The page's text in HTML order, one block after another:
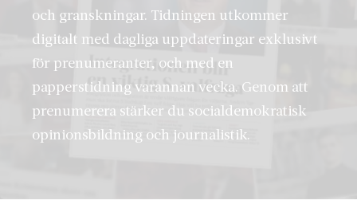
och granskningar. Tidningen utkommer
digitalt med dagliga uppdateringar exklusivt
för prenumeranter, och med en
papperstidning varannan vecka. Genom att
prenumerera stärker du socialdemokratisk
opinionsbildning och journalistik.